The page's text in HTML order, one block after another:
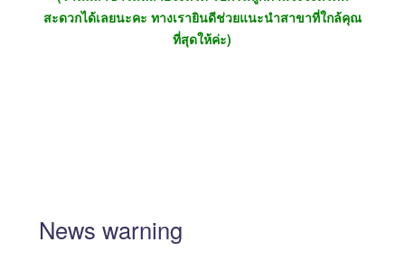
สะดวกได้เลยนะคะ ทางเรายินดีช่วยแนะนำสาขาที่ใกล้คุณ
ที่สุดให้ค่ะ)
News warning